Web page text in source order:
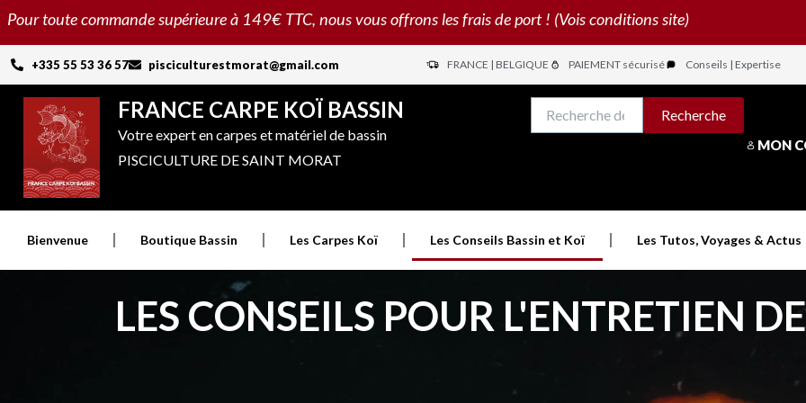
Aller
contenu
Pour toute commande supérieure à 149€ TTC, nous vous offrons les frais de port ! (Vois conditions site)
+335 55 53 36 57 pisciculturestmorat@gmail.com FRANCE | BELGIQUE PAIEMENT sécurisé Conseils | Expertise
FRANCE CARPE KOÏ BASSIN
Votre expert en carpes et matériel de bassin
PISCICULTURE DE SAINT MORAT
pour :
Recherche
MON
Bienvenue Boutique Bassin Les Carpes Koï Les Conseils Bassin et Koï Les Tutos, Voyages & Actus
LES CONSEILS POUR L'ENTRETIEN